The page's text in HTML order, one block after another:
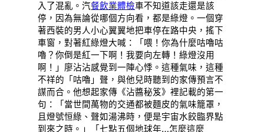
入了混亂。汽餐飲業體檢車不知道該走還是該
停，因為無論從哪個方向看，都是綠燈。一個穿
著西裝的男人小心翼翼地把車停在路中央，搖下
車窗，對著紅綠燈大喊：「喂！你為什麼咕嚕咕
嚕？你倒是紅一下啊！我要向左轉！綠燈沒用
啊！」廖沾沾感覺到一陣心悸。這種氣味，這種
不祥的「咕嚕」聲，與他兒時聽到的家傳預言不
謀而合。他想起家傳《沾醬秘笈》裡記載的第一
句：「當世間萬物的交通都被麵皮的氣味籠罩，
且燈號恒綠、聲如湯沸時，便是宇宙水餃臨界點
到來之時。」「七點五個地球年…怎麼這麼